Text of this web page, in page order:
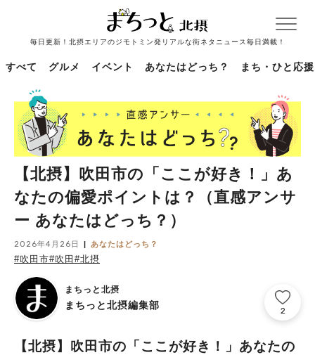
毎日更新！北摂エリアのジモトミン発リアルな街ネタニュース毎日満載！
すべて グルメ イベント あなたはどっち？ まち・ひと応援
【北摂】吹田市の「ここが好き！」あ
なたの偏愛ポイントは？（直感アンサ
ー あなたはどっち？）
2026年4月26日 あなたはどっち？
#吹田市#吹田 #北摂
まちっと北摂
まちっと北摂編集部 2
【北摂】吹田市の「ここが好き！」あなたの